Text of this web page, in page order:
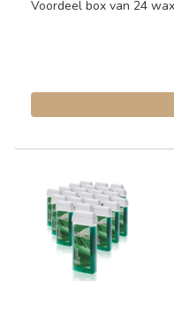
Voordeel box van 24